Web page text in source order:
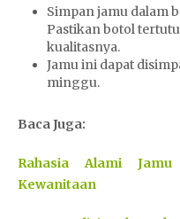
Simpan jamu dalam
Pastikan botol
kualitasnya.
Jamu ini dapat
minggu.
Baca Juga:
Rahasia Alami
Kewanitaan